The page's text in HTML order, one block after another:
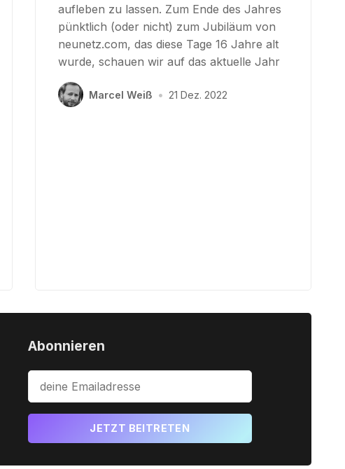
aufleben zu lassen. Zum Ende des Jahres
pünktlich (oder nicht) zum Jubiläum von
neunetz.com, das diese Tage 16 Jahre alt
wurde, schauen wir auf das aktuelle Jahr
Marcel Weiß • 21 Dez. 2022
Abonnieren
JETZT BEITRETEN